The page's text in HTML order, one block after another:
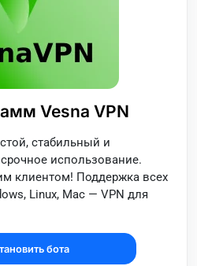
Vesna VPN
стабильный и
использование.
клиентом! Поддержка всех
Linux, Mac — VPN для
бота